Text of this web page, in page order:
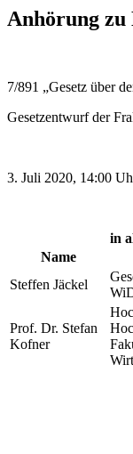
Anhörung zu
7/891 „Gesetz über
Gesetzentwurf der
3. Juli 2020, 14:00
in
Name
Steffen Jäckel
Prof. Dr. Stefan
Kofner